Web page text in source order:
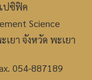
ปซิฟิค
Science
ยา จังหวัด พะเยา
054-887189